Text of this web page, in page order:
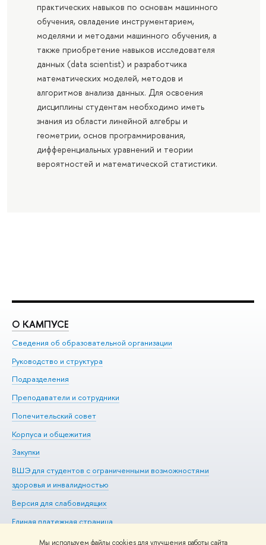
Мы используем файлы cookies для улучшения работы сайта
практических навыков по основам машинного
обучения, овладение инструментарием,
моделями и методами машинного обучения, а
также приобретение навыков исследователя
данных (data scientist) и разработчика
математических моделей, методов и
алгоритмов анализа данных. Для освоения
дисциплины студентам необходимо иметь
знания из области линейной алгебры и
геометрии, основ программирования,
дифференциальных уравнений и теории
вероятностей и математической статистики.
О КАМПУСЕ
Сведения об образовательной организации
Руководство и структура
Подразделения
Преподаватели и сотрудники
Попечительский совет
Корпуса и общежития
Закупки
ВШЭ для студентов с ограниченными возможностями
здоровья и инвалидностью
Версия для слабовидящих
Единая платежная страница